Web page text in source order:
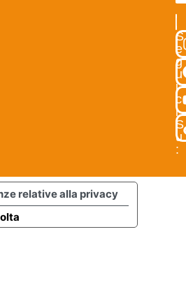
S
e
g
u
i
c
i
S
u
:
relative alla privacy